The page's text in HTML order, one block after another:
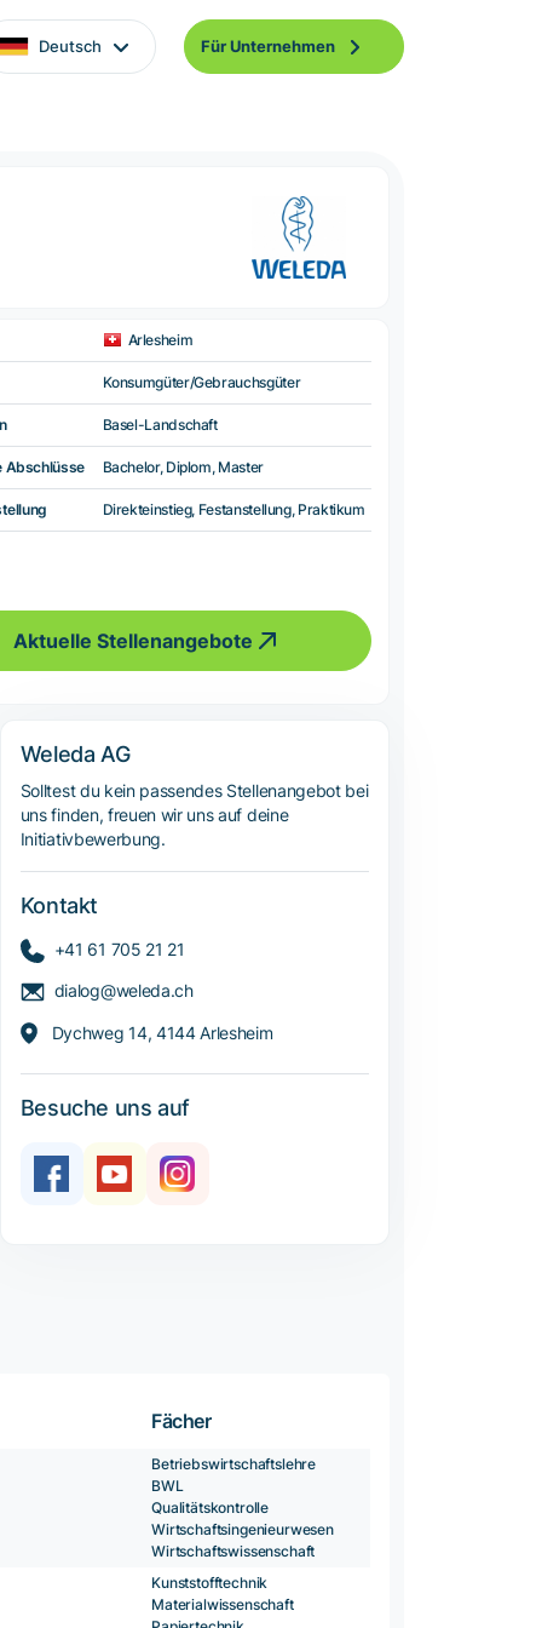
Deutsch Für Unternehmen
Arlesheim
Konsumgüter/Gebrauchsgüter
Basel-Landschaft
Abschlüsse Bachelor, Diplom, Master
Direkteinstieg, Festanstellung, Praktikum
Aktuelle Stellenangebote
Weleda AG
Solltest du kein passendes Stellenangebot bei
uns finden, freuen wir uns auf deine
Initiativbewerbung.
Kontakt
+41 61 705 21 21
dialog@weleda.ch
Dychweg 14, 4144 Arlesheim
Besuche uns auf
Fächer
Betriebswirtschaftslehre
BWL
Qualitätskontrolle
Wirtschaftsingenieurwesen
Wirtschaftswissenschaft
Kunststofftechnik
Materialwissenschaft